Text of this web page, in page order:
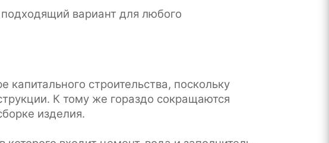
вариант для любого
строительства, поскольку
К тому же гораздо сокращаются
изделия.